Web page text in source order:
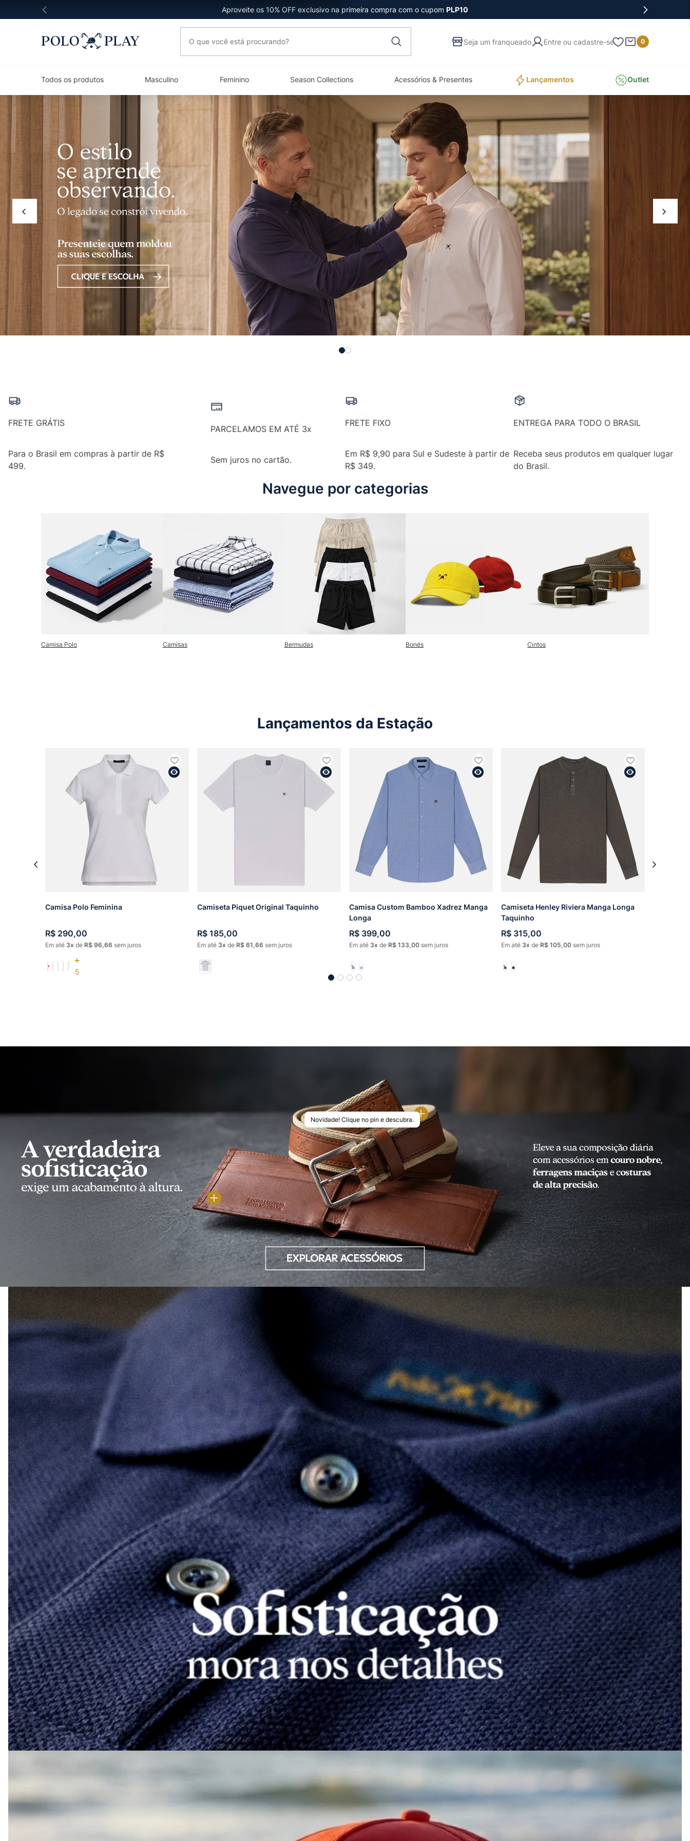
Aproveite os 10% OFF exclusivo na primeira compra com o cupom PLP10
Entre ou cadastre-se 0
Todos os produtos Masculino Feminino Season Collections Acessórios & Presentes Lançamentos Outlet
FRETE GRÁTIS
Para o Brasil em compras à partir de R$
499.
PARCELAMOS EM ATÉ 3x
Sem juros no cartão.
FRETE FIXO
Em R$ 9,90 para Sul e Sudeste à partir de
R$ 349.
ENTREGA PARA TODO O BRASIL
Receba seus produtos em qualquer lugar
do Brasil.
Navegue por categorias
Camisa Polo Camisas Bermudas Bonés Cintos
Lançamentos da Estação
Camisa Polo Feminina
R$ 290,00
Em até 3 de R$ 96,66 sem juros
5
Camiseta Piquet Original Taquinho
R$ 185,00
Em até 3 de R$ 61,66 sem juros
Camisa Custom Bamboo Xadrez Manga
Longa
R$ 399,00
Em até 3 de R$ 133,00 sem juros
Camiseta Henley Riviera Manga Longa
Taquinho
R$ 315,00
Em até 3 de R$ 105,00 sem juros
Novidade! Clique no pin e descubra.